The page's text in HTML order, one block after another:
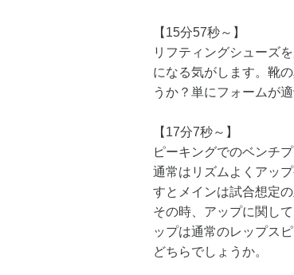
【15分57秒～】
リフティングシューズ
になる気がします。靴
うか？単にフォームが
【17分7秒～】
ピーキングでのベンチ
通常はリズムよくアッ
すとメインは試合想定
その時、アップに関し
ップは通常のレップス
どちらでしょうか。